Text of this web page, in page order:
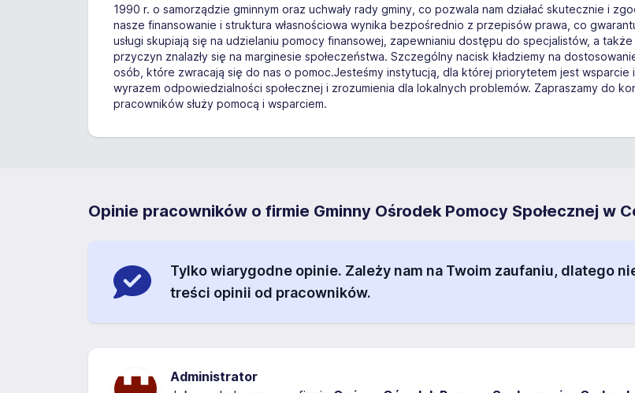
1990 r. o samorządzie gminnym oraz uchwały rady gminy, co pozwala nam działać skutecznie i
nasze finansowanie i struktura własnościowa wynika bezpośrednio z przepisów prawa, co
usługi skupiają się na udzielaniu pomocy finansowej, zapewnianiu dostępu do specjalistów, a
przyczyn znalazły się na marginesie społeczeństwa. Szczególny nacisk kładziemy na
osób, które zwracają się do nas o pomoc.Jesteśmy instytucją, dla której priorytetem jest wsparcie
wyrazem odpowiedzialności społecznej i zrozumienia dla lokalnych problemów. Zapraszamy do
pracowników służy pomocą i wsparciem.
Opinie pracowników o firmie Gminny Ośrodek Pomocy Społecznej w
Tylko wiarygodne opinie. Zależy nam na Twoim zaufaniu, dlatego
treści opinii od pracowników.
Administrator